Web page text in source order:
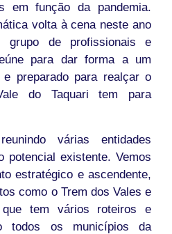
em função da pandemia.
volta à cena neste ano
de profissionais e
para dar forma a um
e preparado para realçar o
do Taquari tem para
várias entidades
potencial existente. Vemos
estratégico e ascendente,
como o Trem dos Vales e
tem vários roteiros e
todos os municípios da